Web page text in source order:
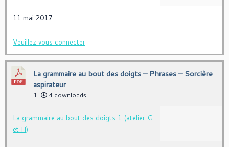
11 mai 2017
Veuillez vous connecter
La grammaire au bout des doigts – Phrases – Sorcière
aspirateur
1 4 downloads
La grammaire au bout des doigts 1 (atelier G
et H)